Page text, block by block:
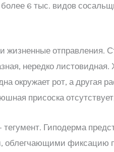
6 тыс. видов
жизненные отправления.
нередко
окружает рот, а другая
присоска
Гиподерма
облегчающими фиксацию